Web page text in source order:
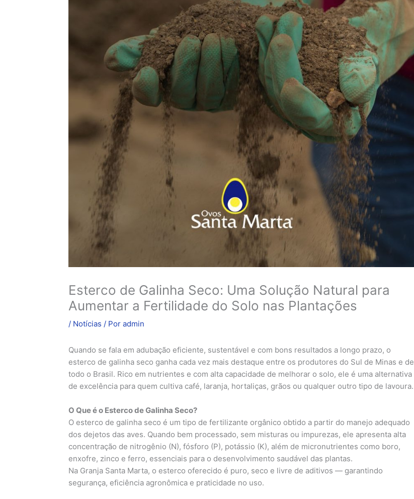
Esterco de Galinha Seco: Uma Solução Natural para
Aumentar a Fertilidade do Solo nas Plantações
/ Notícias / Por admin
Quando se fala em adubação eficiente, sustentável e com bons resultados a longo prazo, o
esterco de galinha seco ganha cada vez mais destaque entre os produtores do Sul de Minas e de
todo o Brasil. Rico em nutrientes e com alta capacidade de melhorar o solo, ele é uma alternativa
de excelência para quem cultiva café, laranja, hortaliças, grãos ou qualquer outro tipo de lavoura.
O Que é o Esterco de Galinha Seco?
O esterco de galinha seco é um tipo de fertilizante orgânico obtido a partir do manejo adequado
dos dejetos das aves. Quando bem processado, sem misturas ou impurezas, ele apresenta alta
concentração de nitrogênio (N), fósforo (P), potássio (K), além de micronutrientes como boro,
enxofre, zinco e ferro, essenciais para o desenvolvimento saudável das plantas.
Na Granja Santa Marta, o esterco oferecido é puro, seco e livre de aditivos — garantindo
segurança, eficiência agronômica e praticidade no uso.